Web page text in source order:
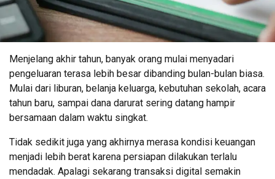
Menjelang akhir tahun, banyak orang mulai menyadari
pengeluaran terasa lebih besar dibanding bulan-bulan biasa.
Mulai dari liburan, belanja keluarga, kebutuhan sekolah, acara
tahun baru, sampai dana darurat sering datang hampir
bersamaan dalam waktu singkat.
Tidak sedikit juga yang akhirnya merasa kondisi keuangan
menjadi lebih berat karena persiapan dilakukan terlalu
mendadak. Apalagi sekarang transaksi digital semakin